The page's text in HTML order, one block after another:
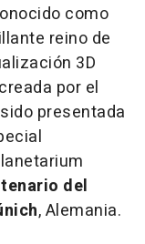
como
reino de
3D
por el
presentada
del
, Alemania.